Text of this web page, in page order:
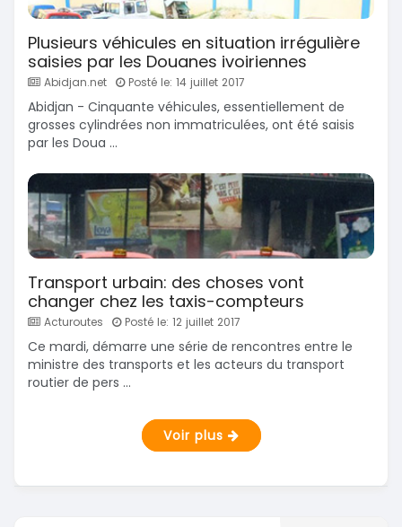
Plusieurs véhicules en situation irrégulière
saisies par les Douanes ivoiriennes
Abidjan.net Posté le: 14 juillet 2017
Abidjan - Cinquante véhicules, essentiellement de
grosses cylindrées non immatriculées, ont été saisis
par les Doua ...
Transport urbain: des choses vont
changer chez les taxis-compteurs
Acturoutes Posté le: 12 juillet 2017
Ce mardi, démarre une série de rencontres entre le
ministre des transports et les acteurs du transport
routier de pers ...
Voir plus